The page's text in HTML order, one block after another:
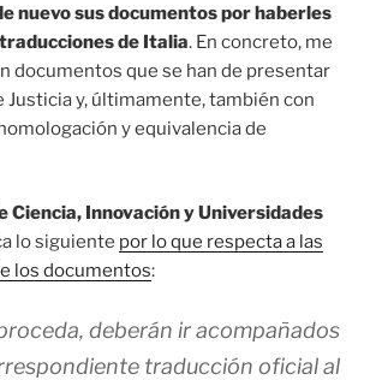
nuevo sus documentos por haberles
de Italia. En concreto, me
documentos que se han de presentar
Justicia y, últimamente, también con
y equivalencia de
Ciencia, Innovación y Universidades
lo siguiente por lo que respecta a las
los documentos:
deberán ir acompañados
traducción oficial al